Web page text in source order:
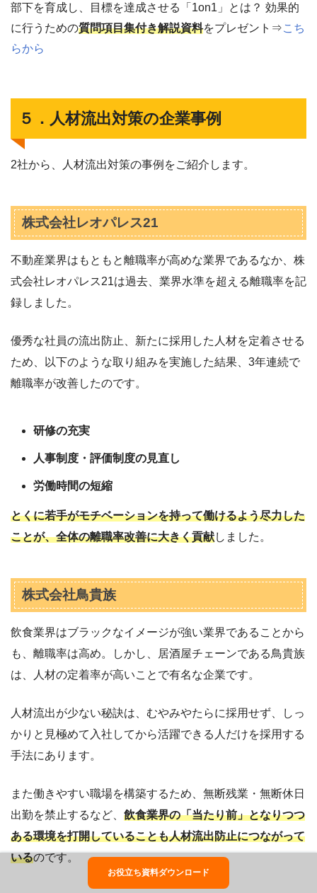
部下を育成し、目標を達成させる「1on1」とは？ 効果的
に行うための質問項目集付き解説資料をプレゼント⇒こち
らから
５．人材流出対策の企業事例
2社から、人材流出対策の事例をご紹介します。
株式会社レオパレス21
不動産業界はもともと離職率が高めな業界であるなか、株
式会社レオパレス21は過去、業界水準を超える離職率を記
録しました。
優秀な社員の流出防止、新たに採用した人材を定着させる
ため、以下のような取り組みを実施した結果、3年連続で
離職率が改善したのです。
研修の充実
人事制度・評価制度の見直し
労働時間の短縮
とくに若手がモチベーションを持って働けるよう尽力した
ことが、全体の離職率改善に大きく貢献しました。
株式会社鳥貴族
飲食業界はブラックなイメージが強い業界であることから
も、離職率は高め。しかし、居酒屋チェーンである鳥貴族
は、人材の定着率が高いことで有名な企業です。
人材流出が少ない秘訣は、むやみやたらに採用せず、しっ
かりと見極めて入社してから活躍できる人だけを採用する
手法にあります。
また働きやすい職場を構築するため、無断残業・無断休日
出勤を禁止するなど、 飲食業界の「当たり前」となりつつ
ある環境を打開していることも人材流出防止につながって
いるのです。
お役立ち資料ダウンロード